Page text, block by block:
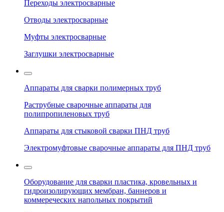
Переходы электросварные
Отводы электросварные
Муфты электросварные
Заглушки электросварные
Аппараты для сварки полимерных труб
Раструбные сварочные аппараты для
полипропиленовых труб
Аппараты для стыковой сварки ПНД труб
Электромуфтовые сварочные аппараты для ПНД труб
Оборудование для сварки пластика, кровельных и
гидроизолирующих мембран, баннеров и
коммереческих напольных покрытий